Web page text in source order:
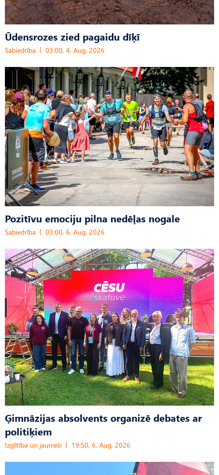
Ūdensrozes zied pagaidu dīķī
Sabiedrība 03:00, 4. Aug, 2026
Pozitīvu emociju pilna nedēļas nogale
Sabiedrība 03:00, 6. Aug, 2026
Ģimnāzijas absolvents organizē debates ar
politiķiem
Izglītība un jaunieši 19:50, 6. Aug, 2026